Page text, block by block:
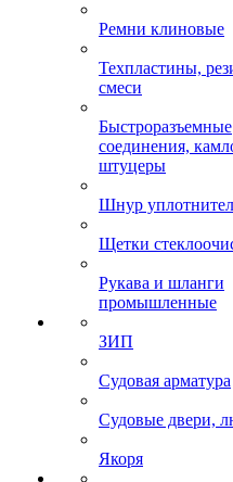
Ремни клиновые
Техпластины,
смеси
Быстроразъемные
соединения,
штуцеры
Шнур
Щетки
Рукава и шланги
промышленные
ЗИП
Судовая арматура
Судовые двери,
Якоря